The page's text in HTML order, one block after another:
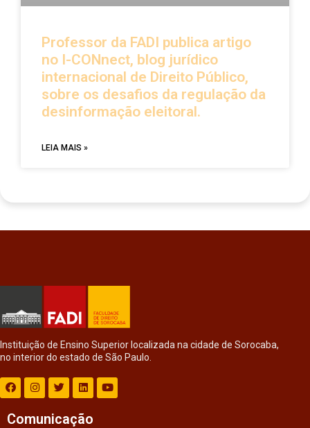
Professor da FADI publica artigo
no I-CONnect, blog jurídico
internacional de Direito Público,
sobre os desafios da regulação da
desinformação eleitoral.
LEIA MAIS »
Instituição de Ensino Superior localizada na cidade de Sorocaba,
no interior do estado de São Paulo.
Comunicação